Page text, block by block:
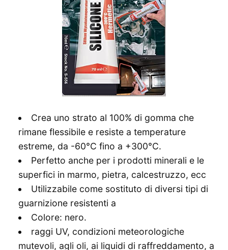
Crea uno strato al 100% di gomma che
rimane flessibile e resiste a temperature
estreme, da -60°C fino a +300°C.
Perfetto anche per i prodotti minerali e le
superfici in marmo, pietra, calcestruzzo, ecc
Utilizzabile come sostituto di diversi tipi di
guarnizione resistenti a
Colore: nero.
raggi UV, condizioni meteorologiche
mutevoli, agli oli, ai liquidi di raffreddamento, a